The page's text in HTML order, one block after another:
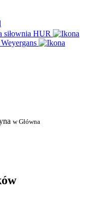
siłownia HUR
w Główna